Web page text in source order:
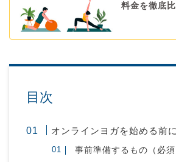
料金を徹底比
目次
オンラインヨガを始める前に
事前準備するもの（必須